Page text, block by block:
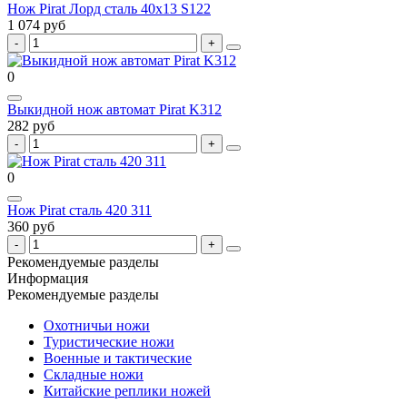
Нож Pirat Лорд сталь 40х13 S122
1 074 руб
0
Выкидной нож автомат Pirat K312
282 руб
0
Нож Pirat сталь 420 311
360 руб
Рекомендуемые разделы
Информация
Рекомендуемые разделы
Охотничьи ножи
Туристические ножи
Военные и тактические
Складные ножи
Китайские реплики ножей